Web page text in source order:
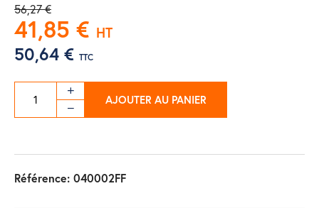
56,27 €
41,85 € HT
50,64 € TTC
AJOUTER AU PANIER
Référence: 040002FF